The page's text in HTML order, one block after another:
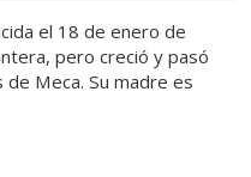
el 18 de enero de
pero creció y pasó
Meca. Su madre es